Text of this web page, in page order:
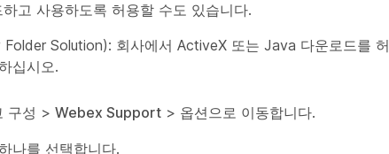
고 사용하도록 허용할 수도 있습니다.
Solution): 회사에서 ActiveX 또는 Java 다운로드를 허
십시오.
구성 > Webex Support > 옵션으로 이동합니다.
나를 선택합니다.